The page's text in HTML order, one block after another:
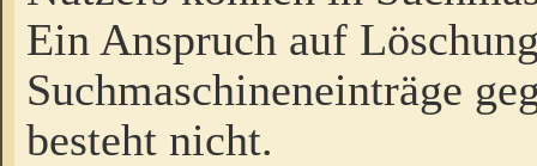
Ein Anspruch auf
Suchmaschineneinträge
besteht nicht.